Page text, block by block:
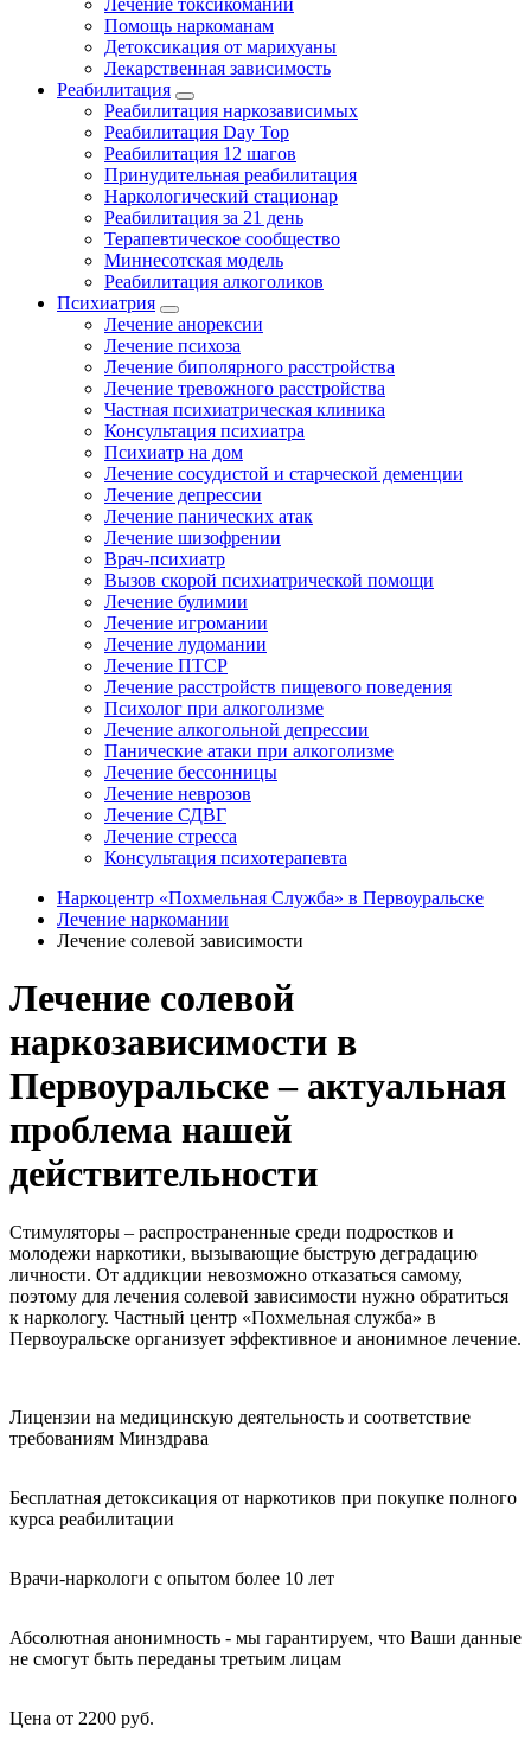
Лечение токсикомании
Помощь наркоманам
Детоксикация от марихуаны
Лекарственная зависимость
Реабилитация
Реабилитация наркозависимых
Реабилитация Day Top
Реабилитация 12 шагов
Принудительная реабилитация
Наркологический стационар
Реабилитация за 21 день
Терапевтическое сообщество
Миннесотская модель
Реабилитация алкоголиков
Психиатрия
Лечение анорексии
Лечение психоза
Лечение биполярного расстройства
Лечение тревожного расстройства
Частная психиатрическая клиника
Консультация психиатра
Психиатр на дом
Лечение сосудистой и старческой деменции
Лечение депрессии
Лечение панических атак
Лечение шизофрении
Врач-психиатр
Вызов скорой психиатрической помощи
Лечение булимии
Лечение игромании
Лечение лудомании
Лечение ПТСР
Лечение расстройств пищевого поведения
Психолог при алкоголизме
Лечение алкогольной депрессии
Панические атаки при алкоголизме
Лечение бессонницы
Лечение неврозов
Лечение СДВГ
Лечение стресса
Консультация психотерапевта
Наркоцентр «Похмельная Служба» в Первоуральске
Лечение наркомании
Лечение солевой зависимости
Лечение солевой
наркозависимости в
Первоуральске – актуальная
проблема нашей
действительности
Стимуляторы – распространенные среди подростков и
молодежи наркотики, вызывающие быструю деградацию
личности. От аддикции невозможно отказаться самому,
поэтому для лечения солевой зависимости нужно обратиться
к наркологу. Частный центр «Похмельная служба» в
Первоуральске организует эффективное и анонимное лечение.
Лицензии на медицинскую деятельность и соответствие
требованиям Минздрава
Бесплатная детоксикация от наркотиков при покупке полного
курса реабилитации
Врачи-наркологи с опытом более 10 лет
Абсолютная анонимность - мы гарантируем, что Ваши данные
не смогут быть переданы третьим лицам
Цена от 2200 руб.